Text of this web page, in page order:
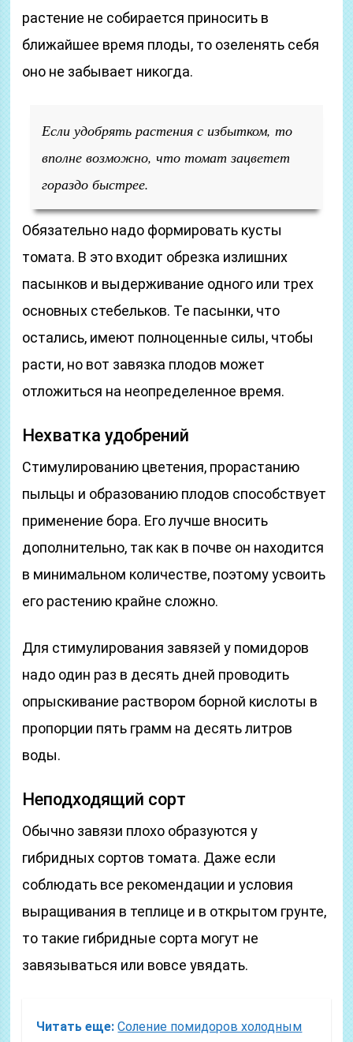
растение не собирается приносить в
ближайшее время плоды, то озеленять себя
оно не забывает никогда.
Если удобрять растения с избытком, то
вполне возможно, что томат зацветет
гораздо быстрее.
Обязательно надо формировать кусты
томата. В это входит обрезка излишних
пасынков и выдерживание одного или трех
основных стебельков. Те пасынки, что
остались, имеют полноценные силы, чтобы
расти, но вот завязка плодов может
отложиться на неопределенное время.
Нехватка удобрений
Стимулированию цветения, прорастанию
пыльцы и образованию плодов способствует
применение бора. Его лучше вносить
дополнительно, так как в почве он находится
в минимальном количестве, поэтому усвоить
его растению крайне сложно.
Для стимулирования завязей у помидоров
надо один раз в десять дней проводить
опрыскивание раствором борной кислоты в
пропорции пять грамм на десять литров
воды.
Неподходящий сорт
Обычно завязи плохо образуются у
гибридных сортов томата. Даже если
соблюдать все рекомендации и условия
выращивания в теплице и в открытом грунте,
то такие гибридные сорта могут не
завязываться или вовсе увядать.
Читать еще: Соление помидоров холодным